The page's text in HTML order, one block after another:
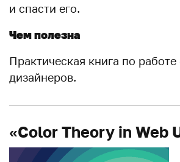
и спасти его.
Чем полезна
Практическая книга по
дизайнеров.
«Color Theory in Web